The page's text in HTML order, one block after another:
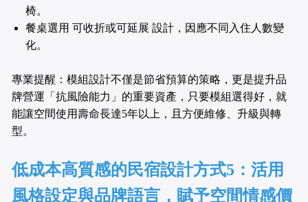
椅。
餐桌選用 可收折或可延展 設計，因應不同入住人數變
化。
專業提醒：模組設計不僅是節省預算的策略，更是提升品
牌營運「抗風險能力」的重要資產，只要模組選得好，就
能讓空間使用壽命長達5年以上，且方便維修、升級與轉
型。
低成本高質感的民宿設計方式5：活用
風格設定與品牌語言，賦予空間情感價